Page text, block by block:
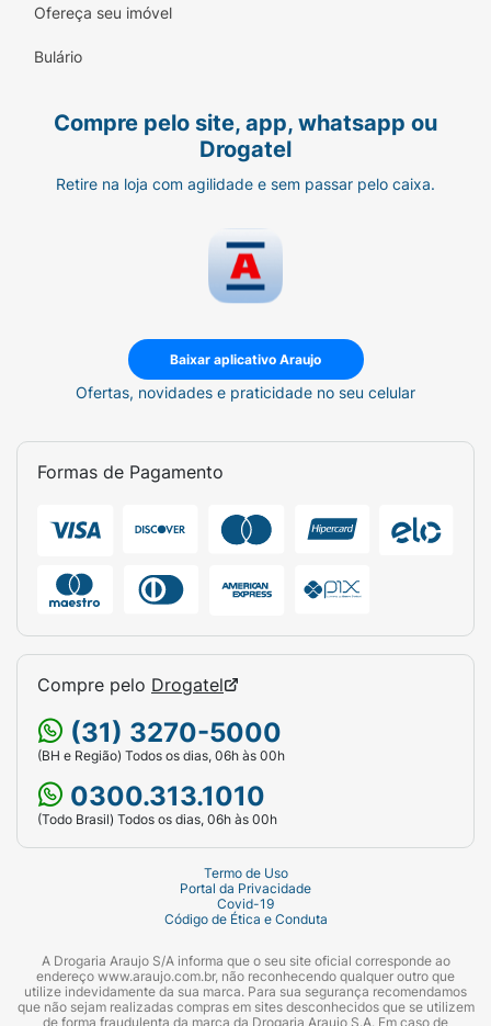
Ofereça seu imóvel
Bulário
Compre pelo site, app, whatsapp ou
Drogatel
Retire na loja com agilidade e sem passar pelo caixa.
Baixar aplicativo Araujo
Ofertas, novidades e praticidade no seu celular
Formas de Pagamento
Compre pelo Drogatel
(31) 3270-5000
(BH e Região) Todos os dias, 06h às 00h
0300.313.1010
(Todo Brasil) Todos os dias, 06h às 00h
Termo de Uso
Portal da Privacidade
Covid-19
Código de Ética e Conduta
A Drogaria Araujo S/A informa que o seu site oficial corresponde ao
endereço www.araujo.com.br, não reconhecendo qualquer outro que
utilize indevidamente da sua marca. Para sua segurança recomendamos
que não sejam realizadas compras em sites desconhecidos que se utilizem
de forma fraudulenta da marca da Drogaria Araujo S.A. Em caso de